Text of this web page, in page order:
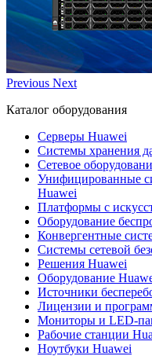
Previous Next
Каталог оборудования
Серверы Huawei
Системы хранения
Сетевое
Унифицированные
Huawei
Платформы с
Оборудование
Конвергентные
Системы сетевой
Решения Huawei
Оборудование
Источники
Лицензии и
Мониторы и LED-
Рабочие станции
Ноутбуки Huawei